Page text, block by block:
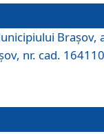
Braşov,
nr. cad.